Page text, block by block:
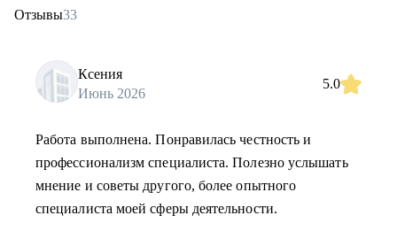
Отзывы33
Ксения
Июнь 2026
5.0
Работа выполнена. Понравилась честность и
профессионализм специалиста. Полезно услышать
мнение и советы другого, более опытного
специалиста моей сферы деятельности.